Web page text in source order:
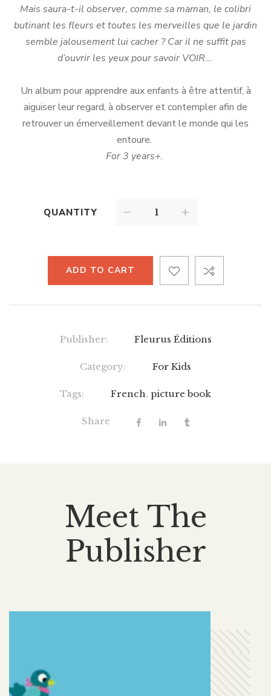
Mais saura-t-il observer, comme sa maman, le colibri
butinant les fleurs et toutes les merveilles que le jardin
semble jalousement lui cacher ? Car il ne suffit pas
d’ouvrir les yeux pour savoir VOIR…
Un album pour apprendre aux enfants à être attentif, à
aiguiser leur regard, à observer et contempler afin de
retrouver un émerveillement devant le monde qui les
entoure.
For 3 years+.
QUANTITY
ADD TO CART
Publisher: Fleurus Éditions
Category: For Kids
Tags: French, picture book
Share
Meet The
Publisher